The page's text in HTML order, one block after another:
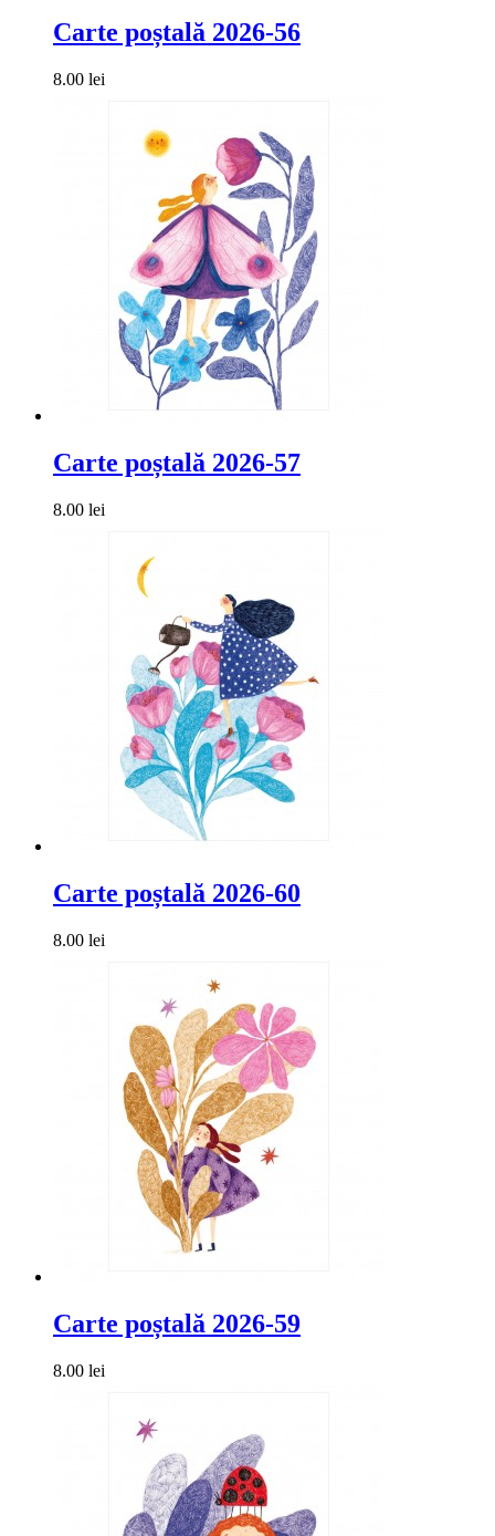
Carte poștală 2026-56
8.00 lei
Carte poștală 2026-57
8.00 lei
Carte poștală 2026-60
8.00 lei
Carte poștală 2026-59
8.00 lei